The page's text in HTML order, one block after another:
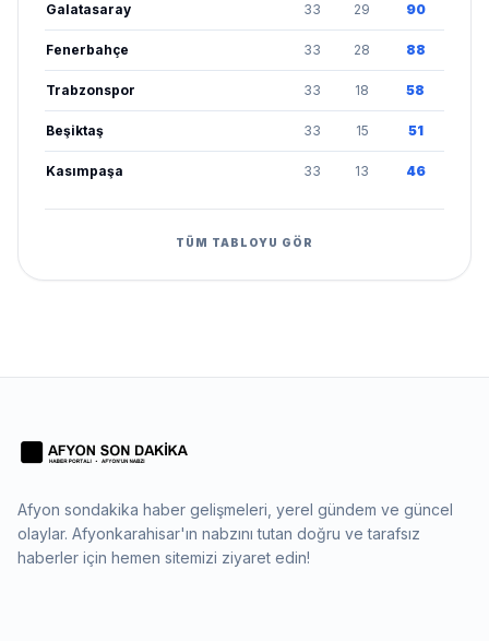
Galatasaray 33 29 90
Fenerbahçe 33 28 88
Trabzonspor 33 18 58
Beşiktaş 33 15 51
Kasımpaşa 33 13 46
TÜM TABLOYU GÖR
Afyon sondakika haber gelişmeleri, yerel gündem ve güncel
olaylar. Afyonkarahisar'ın nabzını tutan doğru ve tarafsız
haberler için hemen sitemizi ziyaret edin!